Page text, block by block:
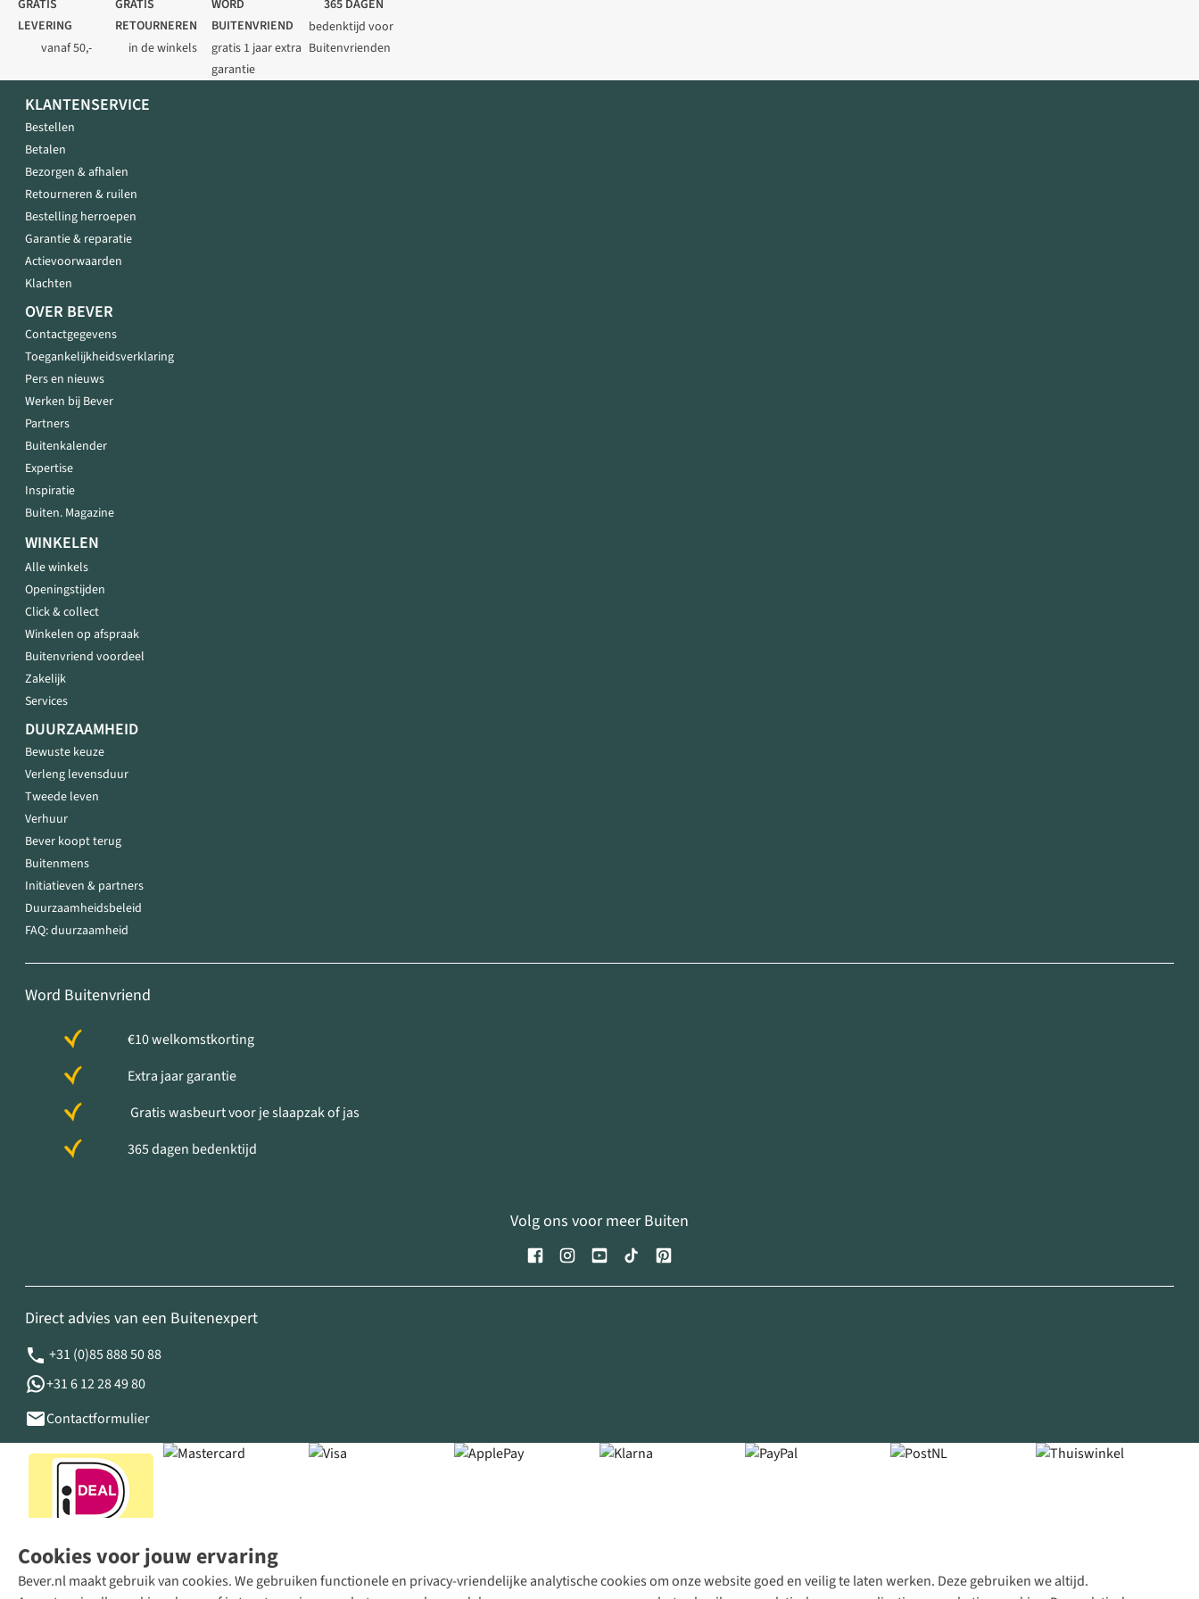
Cookies voor jouw ervaring
Bever.nl maakt gebruik van cookies. We gebruiken functionele en privacy-vriendelijke analytische cookies om onze website goed en veilig te laten werken. Deze gebruiken we altijd.
GRATIS
LEVERING
vanaf 50,-
GRATIS
RETOURNEREN
in de winkels
WORD
BUITENVRIEND
gratis 1 jaar extra
garantie
365 DAGEN
bedenktijd voor
Buitenvrienden
KLANTENSERVICE
Bestellen
Betalen
Bezorgen & afhalen
Retourneren & ruilen
Bestelling herroepen
Garantie & reparatie
Actievoorwaarden
Klachten
OVER BEVER
Contactgegevens
Toegankelijkheidsverklaring
Pers en nieuws
Werken bij Bever
Partners
Buitenkalender
Expertise
Inspiratie
Buiten. Magazine
WINKELEN
Alle winkels
Openingstijden
Click & collect
Winkelen op afspraak
Buitenvriend voordeel
Zakelijk
Services
DUURZAAMHEID
Bewuste keuze
Verleng levensduur
Tweede leven
Verhuur
Bever koopt terug
Buitenmens
Initiatieven & partners
Duurzaamheidsbeleid
FAQ: duurzaamheid
Word Buitenvriend
€10 welkomstkorting
Extra jaar garantie
Gratis wasbeurt voor je slaapzak of jas
365 dagen bedenktijd
Volg ons voor meer Buiten
Direct advies van een Buitenexpert
+31 (0)85 888 50 88
+31 6 12 28 49 80
Contactformulier